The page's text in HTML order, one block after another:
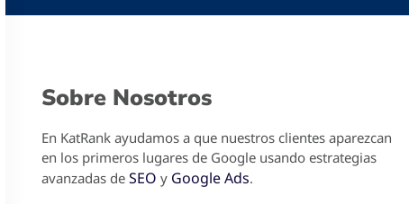
Sobre Nosotros
En KatRank ayudamos a que nuestros clientes aparezcan
en los primeros lugares de Google usando estrategias
avanzadas de SEO y Google Ads.